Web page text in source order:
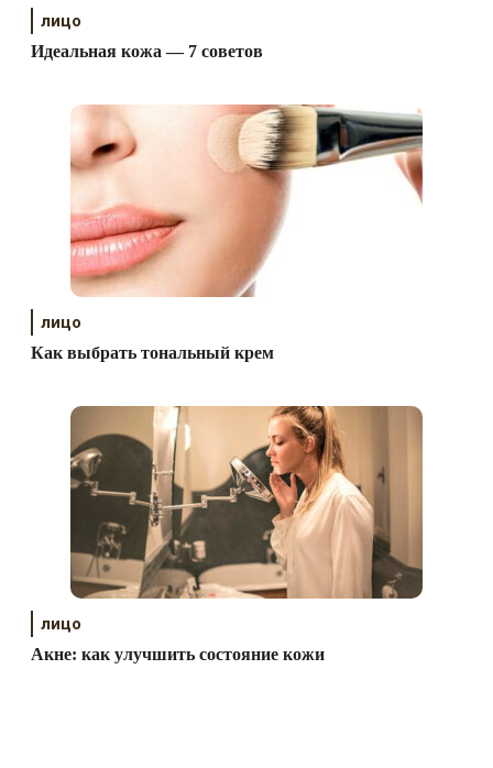
лицо
Идеальная кожа — 7 советов
лицо
Как выбрать тональный крем
лицо
Акне: как улучшить состояние кожи